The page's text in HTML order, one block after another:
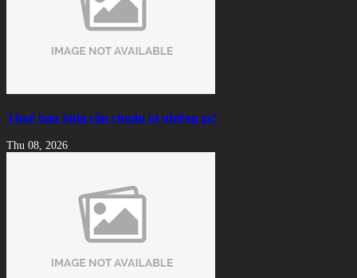
Thuê bàn bida cần chuẩn bị những gì?
Thu 08, 2026